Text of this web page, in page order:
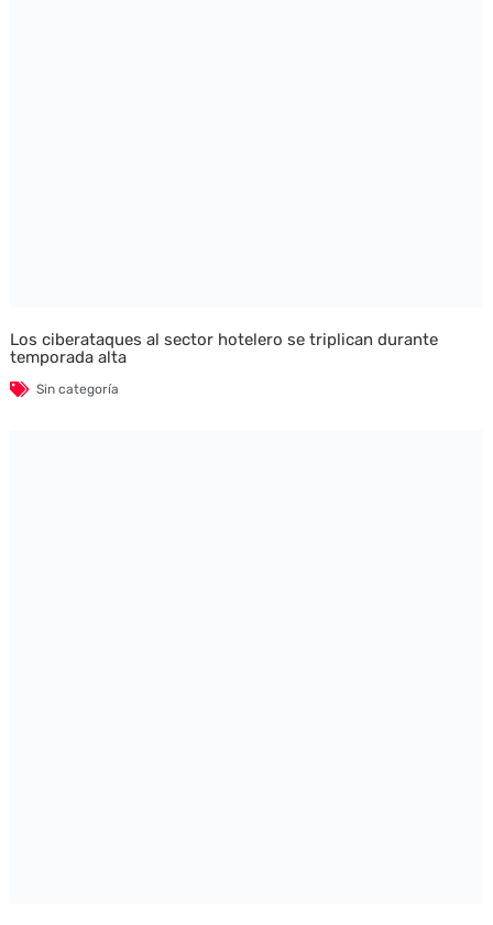
Los ciberataques al sector hotelero se triplican durante
temporada alta
Sin categoría